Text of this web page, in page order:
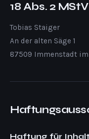
18 Abs. 2 MStV
Tobias Staiger
An der alten Säge 1
87509 Immenstadt
Haftung für